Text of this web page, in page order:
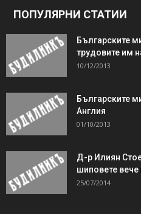
ПОПУЛЯРНИ СТАТИИ
Българските
трудовите им
10/12/2013
Българските
Англия
01/10/2013
Д-р Илиян
шиповете
25/07/2014